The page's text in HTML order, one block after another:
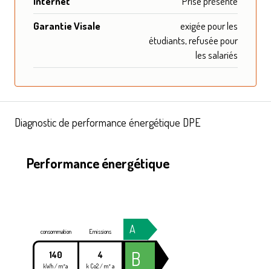
Garantie Visale
exigée pour les
étudiants, refusée pour
les salariés
Diagnostic de performance énergétique DPE
Performance énergétique
A
consommation
140
kWh / m²a
Emissions
4
k Co2 / m² a B